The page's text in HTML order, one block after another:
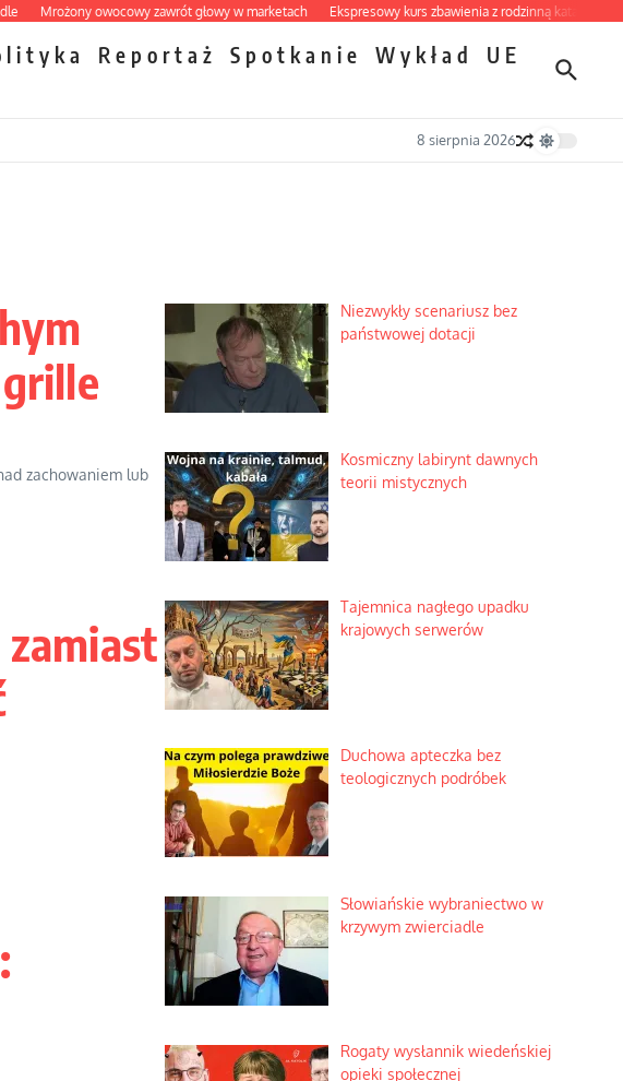
Mrożony owocowy zawrót głowy w marketach Ekspresowy kurs zbawienia z rodzinną katastrofą
Reportaż Spotkanie Wykład
UE
8 sierpnia 2026
zachowaniem lub
Niezwykły scenariusz bez
państwowej dotacji
Kosmiczny labirynt dawnych
teorii mistycznych
Tajemnica nagłego upadku
krajowych serwerów
Duchowa apteczka bez
teologicznych podróbek
Słowiańskie wybraniectwo w
krzywym zwierciadle
Rogaty wysłannik wiedeńskiej
opieki społecznej